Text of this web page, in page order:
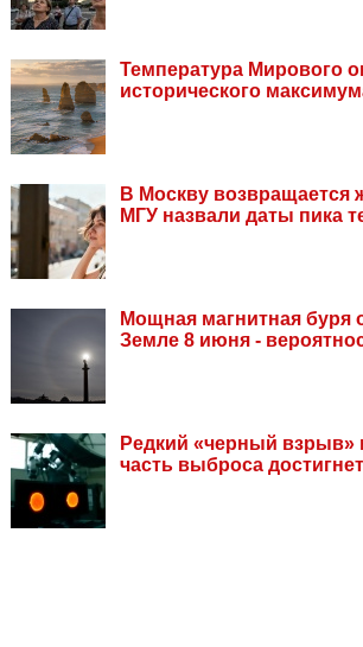
Температура Мирового
исторического
В Москву возвращается
МГУ назвали даты пика
Мощная магнитная буря
Земле 8 июня -
Редкий «черный взрыв»
часть выброса